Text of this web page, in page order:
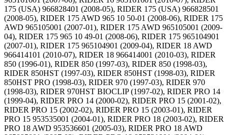
175 (USA) 966828401 (2008-05), RIDER 175 (USA) 966828501
(2008-05), RIDER 175 AWD 965 10 50-01 (2008-06), RIDER 175
AWD 965105001 (2007-01), RIDER 175 AWD 965105001 (2009-
04), RIDER 175 965 10 49-01 (2008-06), RIDER 175 965104901
(2007-01), RIDER 175 965104901 (2009-04), RIDER 18 AWD
966414101 (2010-07), RIDER 18 966414001 (2010-03), RIDER
850 (1996-01), RIDER 850 (1997-03), RIDER 850 (1998-03),
RIDER 850HST (1997-03), RIDER 850HST (1998-03), RIDER
850HST PRO (1998-03), RIDER 970 (1997-03), RIDER 970
(1998-03), RIDER 970HST BIOCLIP (1997-02), RIDER PRO 14
(1999-04), RIDER PRO 14 (2000-02), RIDER PRO 15 (2001-02),
RIDER PRO 15 (2002-02), RIDER PRO 15 (2003-01), RIDER
PRO 15 953535001 (2004-01), RIDER PRO 18 (2003-02), RIDER
PRO 18 AWD 953536601 (2005-03), RIDER PRO 18 AWD